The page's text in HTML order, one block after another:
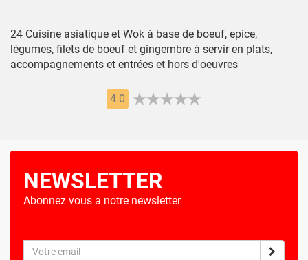
24 Cuisine asiatique et Wok à base de boeuf, epice,
légumes, filets de boeuf et gingembre à servir en plats,
accompagnements et entrées et hors d'oeuvres
4.0
NEWSLETTER
Abonnez vous a notre newsletter